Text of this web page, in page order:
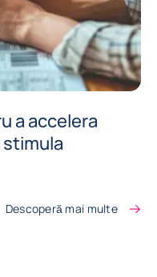
a accelera
stimula
Descoperă mai multe